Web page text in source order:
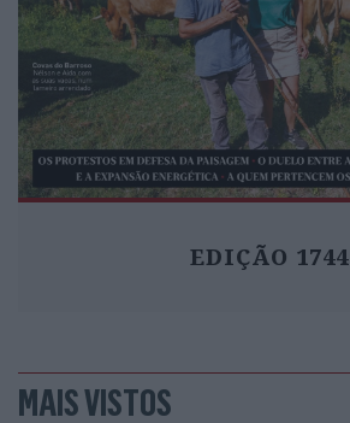
EDIÇÃO 1744
MAIS VISTOS